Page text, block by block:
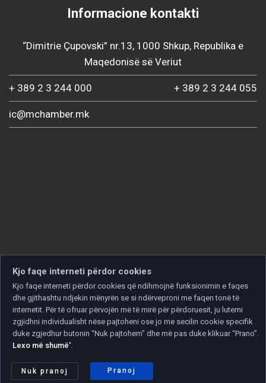
Informacione kontakti
“Dimitrie Çupovski” nr.13, 1000 Shkup, Republika e
Maqedonisë së Veriut
+ 389 2 3 244 000 + 389 2 3 244 055
ic@mchamber.mk
Copyright © 2026 Developed by
Politika e privatësisë Politika e cookies
Kjo faqe interneti përdor cookies
Kjo faqe interneti përdor cookies që ndihmojnë funksionimin e faqes
dhe gjithashtu ndjekin mënyrën se si ndërveproni me faqen tonë të
internetit. Për të ofruar përvojën më të mirë për përdoruesit, ju lutemi
zgjidhni individualisht nëse pajtoheni ose jo me secilin cookie specifik
duke zgjedhur butonin “Nuk pajtohem” dhe më pas duke klikuar “Prano”.
Lexo më shumë'.
Nuk pranoj Pranoj